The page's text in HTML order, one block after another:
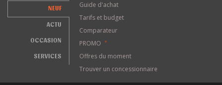
NEUF
ACTU
OCCASION
SERVICES
Guide d'achat
Tarifs et budget
Comparateur
PROMO
*
Offres du moment
Trouver un concessionnaire